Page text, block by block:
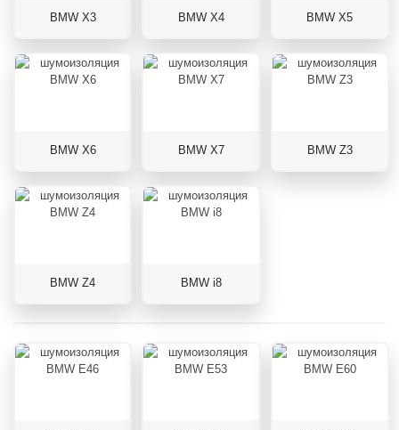
BMW X3 BMW X4 BMW X5
BMW X6 BMW X7 BMW Z3
BMW Z4 BMW i8